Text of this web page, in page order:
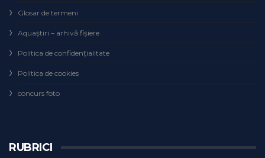
Glosar de termeni
Aquaștiri – arhivă fișiere
Politica de confidențialitate
Politica de cookies
concurs foto
RUBRICI